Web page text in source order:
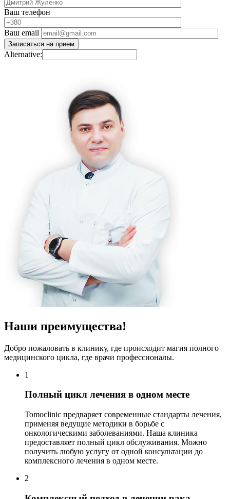
Ваш телефон
Ваш email
Alternative:
Наши преимущества!
Добро пожаловать в клинику, где происходит магия полного
медицинского цикла, где врачи профессионалы.
1
Полный цикл лечения в одном месте
Tomoclinic предваряет современные стандарты лечения,
применяя ведущие методики в борьбе с
онкологическими заболеваниями. Наша клиника
предоставляет полный цикл обслуживания. Можно
получить любую услугу от одной консультации до
комплексного лечения в одном месте.
2